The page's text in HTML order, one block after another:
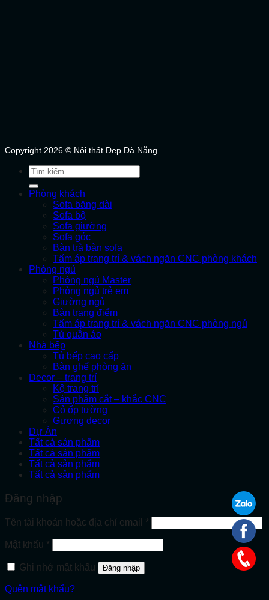
Copyright 2026 © Nội thất Đẹp Đà Nẵng
Tìm
kiếm:
Phòng khách
Sofa băng dài
Sofa bộ
Sofa giường
Sofa góc
Bàn trà bàn sofa
Tấm áp trang trí & vách ngăn CNC phòng khách
Phòng ngủ
Phòng ngủ Master
Phòng ngủ trẻ em
Giường ngủ
Bàn trang điểm
Tấm áp trang trí & vách ngăn CNC phòng ngủ
Tủ quần áo
Nhà bếp
Tủ bếp cao cấp
Bàn ghế phòng ăn
Decor – trang trí
Kệ trang trí
Sản phẩm cắt – khắc CNC
Cỏ ốp tường
Gương decor
Dự Án
Tất cả sản phẩm
Tất cả sản phẩm
Tất cả sản phẩm
Tất cả sản phẩm
Đăng nhập
Tên tài khoản hoặc địa chỉ email *Bắt
buộc
Mật khẩu *Bắt
buộc
Ghi nhớ mật khẩu
Đăng nhập
Quên mật khẩu?